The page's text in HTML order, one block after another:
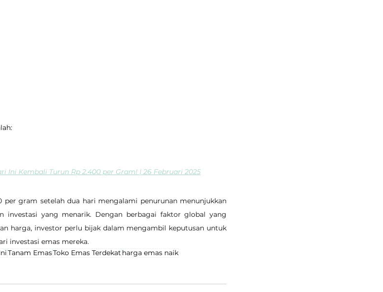
Ini Kembali Turun Rp 2.400 per Gram! | 26 Februari 2025
per gram setelah dua hari mengalami penurunan menunjukkan
investasi yang menarik. Dengan berbagai faktor global yang
harga, investor perlu bijak dalam mengambil keputusan untuk
investasi emas mereka.
Tanam EmasToko Emas Terdekat harga emas naik